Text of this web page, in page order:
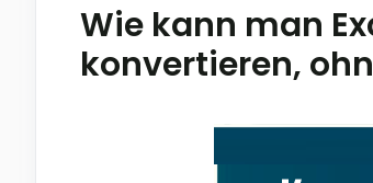
Wie kann man
konvertieren,